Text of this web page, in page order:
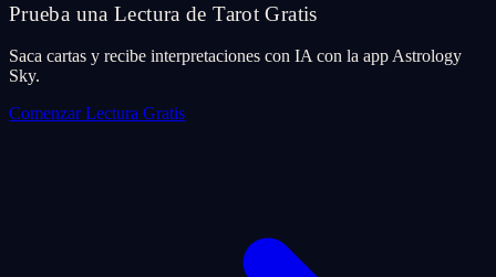
Prueba una Lectura de Tarot Gratis
Saca cartas y recibe interpretaciones con IA con la app Astrology
Sky.
Comenzar Lectura Gratis